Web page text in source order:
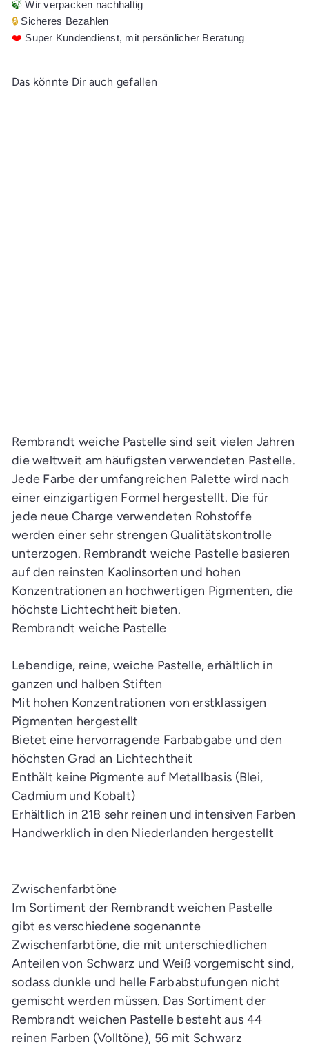
🍃 Wir verpacken nachhaltig
🔒 Sicheres Bezahlen
❤️ Super Kundendienst, mit persönlicher Beratung
Das könnte Dir auch gefallen
i
n
k
a
u
s
a
e
n
l
e
e
Rembrandt weiche Pastelle sind seit vielen Jahren
die weltweit am häufigsten verwendeten Pastelle.
Jede Farbe der umfangreichen Palette wird nach
einer einzigartigen Formel hergestellt. Die für
jede neue Charge verwendeten Rohstoffe
werden einer sehr strengen Qualitätskontrolle
unterzogen. Rembrandt weiche Pastelle basieren
auf den reinsten Kaolinsorten und hohen
Konzentrationen an hochwertigen Pigmenten, die
höchste Lichtechtheit bieten.
Rembrandt weiche Pastelle
Lebendige, reine, weiche Pastelle, erhältlich in
ganzen und halben Stiften
Mit hohen Konzentrationen von erstklassigen
Pigmenten hergestellt
Bietet eine hervorragende Farbabgabe und den
höchsten Grad an Lichtechtheit
Enthält keine Pigmente auf Metallbasis (Blei,
Cadmium und Kobalt)
Erhältlich in 218 sehr reinen und intensiven Farben
Handwerklich in den Niederlanden hergestellt
Zwischenfarbtöne
Im Sortiment der Rembrandt weichen Pastelle
gibt es verschiedene sogenannte
Zwischenfarbtöne, die mit unterschiedlichen
Anteilen von Schwarz und Weiß vorgemischt sind,
sodass dunkle und helle Farbabstufungen nicht
gemischt werden müssen. Das Sortiment der
Rembrandt weichen Pastelle besteht aus 44
reinen Farben (Volltöne), 56 mit Schwarz